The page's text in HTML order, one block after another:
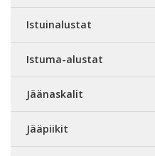
Istuinalustat
Istuma-alustat
Jäänaskalit
Jääpiikit